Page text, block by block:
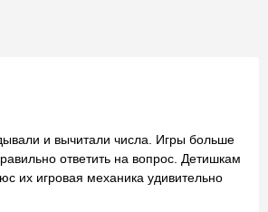
и вычитали числа. Игры больше
ответить на вопрос. Детишкам
их игровая механика удивительно